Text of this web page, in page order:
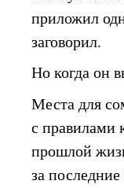
приложил
заговорил.
Но когда он
Места для
с правилами
прошлой
за